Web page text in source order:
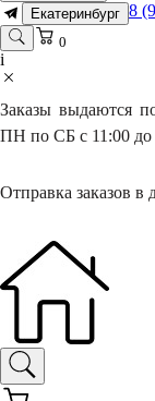
Екатеринбург 8
0
i
Заказы выдаются
ПН по СБ с 11:00 до
Отправка заказов в